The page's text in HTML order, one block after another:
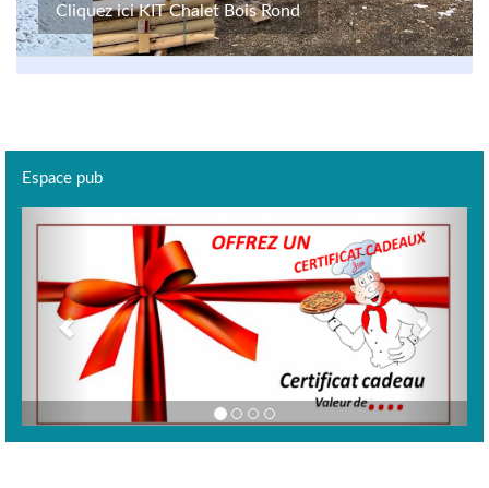
Cliquez ici KIT Chalet Bois Rond
Espace pub